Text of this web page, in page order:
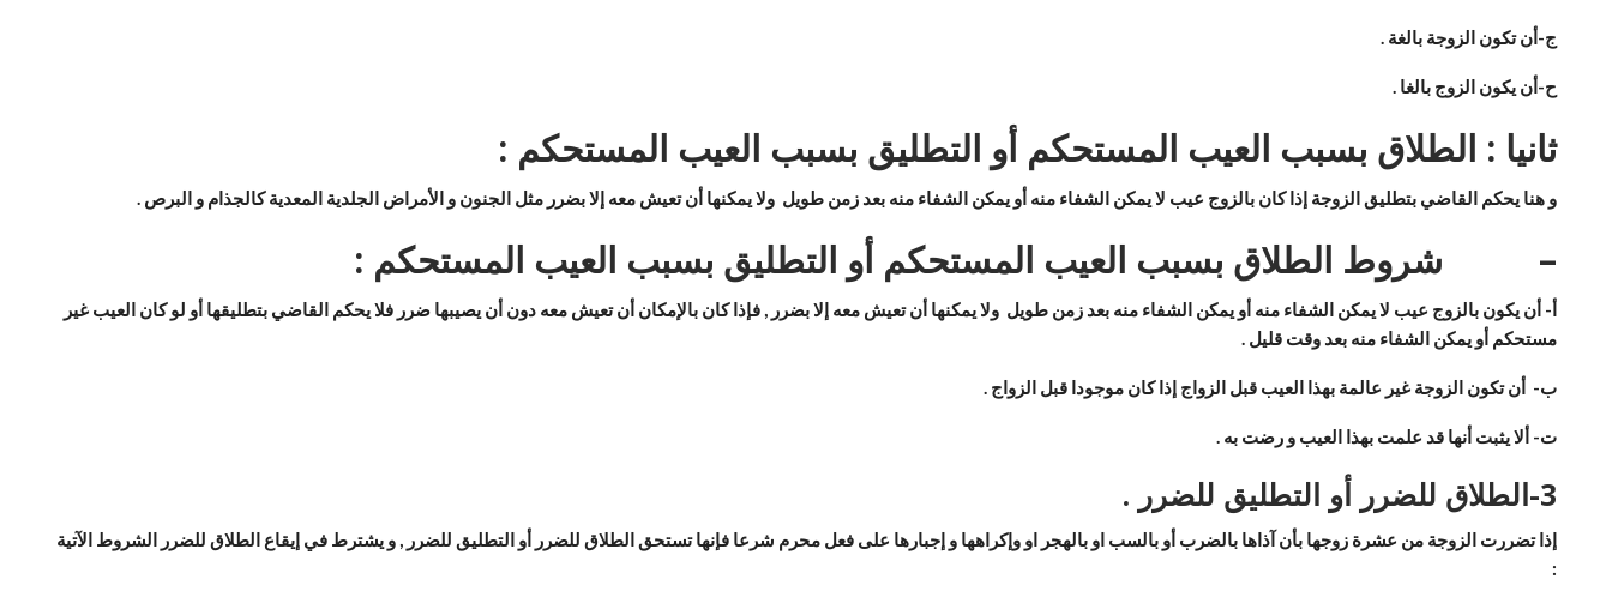
ج‌-أن تكون الزوجة بالغة .
ح‌-أن يكون الزوج بالغا .
ثانيا : الطلاق بسبب العيب المستحكم أو التطليق بسبب العيب المستحكم :
و هنا يحكم القاضي بتطليق الزوجة إذا كان بالزوج عيب لا يمكن الشفاء منه أو يمكن الشفاء منه بعد زمن طويل ولا يمكنها أن تعيش معه إلا بضرر مثل الجنون و الأمراض الجلدية المعدية كالجذام و البرص .
– شروط الطلاق بسبب العيب المستحكم أو التطليق بسبب العيب المستحكم :
أ‌- أن يكون بالزوج عيب لا يمكن الشفاء منه أو يمكن الشفاء منه بعد زمن طويل ولا يمكنها أن تعيش معه إلا بضرر , فإذا كان بالإمكان أن تعيش معه دون أن يصيبها ضرر فلا يحكم القاضي بتطليقها أو لو كان العيب غير
مستحكم أو يمكن الشفاء منه بعد وقت قليل .
ب‌- أن تكون الزوجة غير عالمة بهذا العيب قبل الزواج إذا كان موجودا قبل الزواج .
ت‌- ألا يثبت أنها قد علمت بهذا العيب و رضت به .
3- الطلاق للضرر أو التطليق للضرر .
إذا تضررت الزوجة من عشرة زوجها بأن آذاها بالضرب أو بالسب او بالهجر او وإكراهها و إجبارها على فعل محرم شرعا فإنها تستحق الطلاق للضرر أو التطليق للضرر , و يشترط في إيقاع الطلاق للضرر الشروط الآتية
: